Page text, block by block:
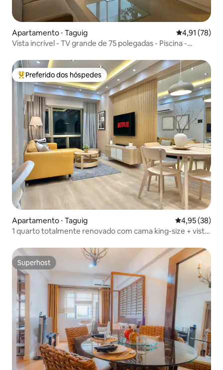
Apartamento ⋅ Taguig 4,91 de uma
4,91 (78)
Vista incrível - TV grande de 75 polegadas - Piscina -
Entre os melhores preferidos dos hóspedes
Preferido dos hóspedes
Apartamento ⋅ Taguig 4,95 de uma
4,95 (38)
1 quarto totalmente renovado com cama king-size + vista
Superhost
Superhost